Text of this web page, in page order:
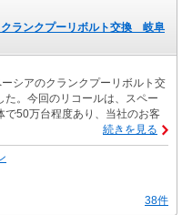
ンクプーリボルト交換 岐阜
シアのクランクプーリボルト交
。今回のリコールは、スペー
で50万台程度あり、当社のお客
続きを見る
38件